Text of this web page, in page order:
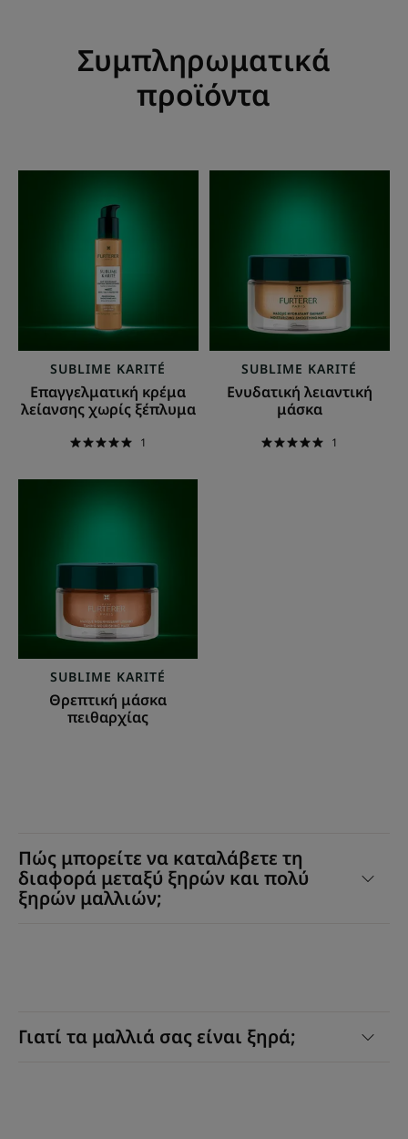
Συμπληρωματικά
προϊόντα
κρέμα
χωρίς
ξέπλυμα
SUBLIME KARITÉ
Επαγγελματική κρέμα
λείανσης χωρίς ξέπλυμα
1
SUBLIME KARITÉ
Ενυδατική λειαντική
μάσκα
1
SUBLIME KARITÉ
Θρεπτική μάσκα
πειθαρχίας
Πώς μπορείτε να καταλάβετε τη
διαφορά μεταξύ ξηρών και πολύ
ξηρών μαλλιών;
Γιατί τα μαλλιά σας είναι ξηρά;